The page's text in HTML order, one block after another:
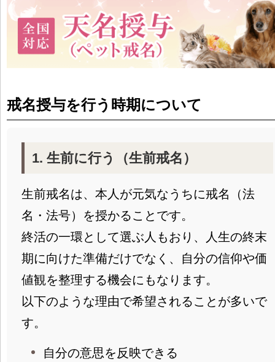
戒名授与を行う時期について
1. 生前に行う（生前戒名）
生前戒名は、本人が元気なうちに戒名（法
名・法号）を授かることです。
終活の一環として選ぶ人もおり、人生の終末
期に向けた準備だけでなく、自分の信仰や価
値観を整理する機会にもなります。
以下のような理由で希望されることが多いで
す。
自分の意思を反映できる